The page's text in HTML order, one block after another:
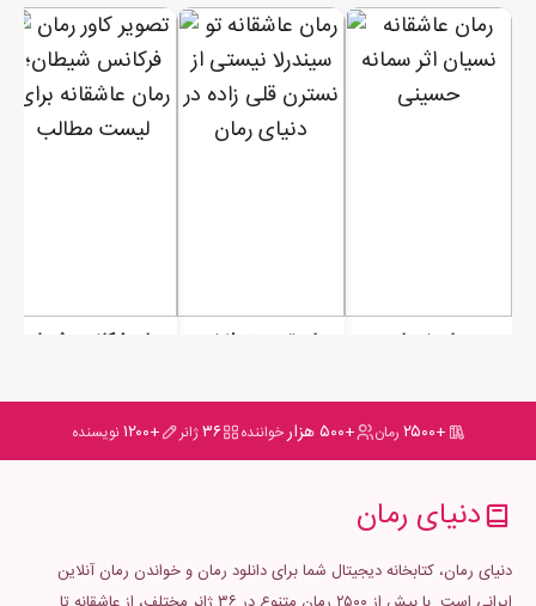
رمان نسیان
+۲۵۰۰ رمان +۵۰۰ هزار خواننده ۳۶ژانر +۱۲۰۰ نویسنده
دنیای رمان
دنیای رمان، کتابخانه دیجیتال شما برای دانلود رمان و خواندن رمان آنلاین